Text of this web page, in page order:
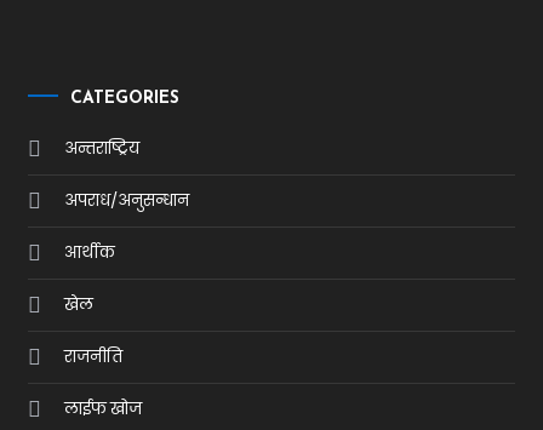
CATEGORIES
अन्तराष्ट्रिय
अपराध/अनुसन्धान
आर्थीक
खेल
राजनीति
लाईफ खोज